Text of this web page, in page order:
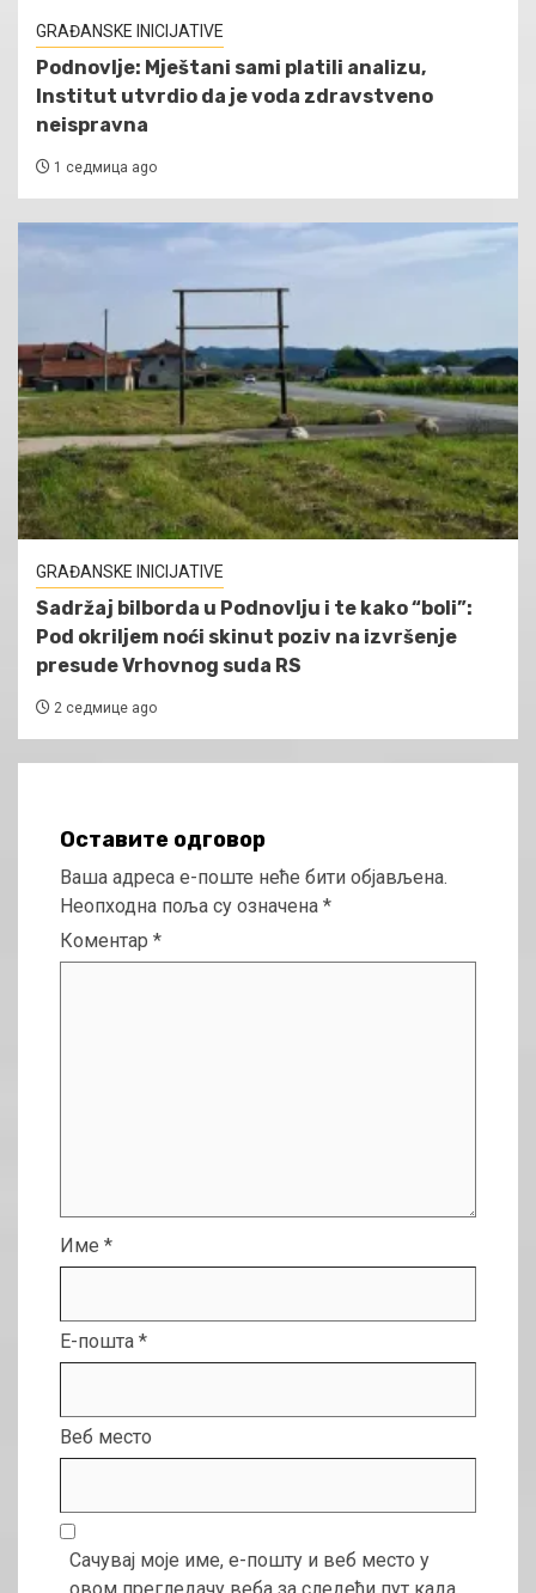
GRAĐANSKE INICIJATIVE
Podnovlje: Mještani sami platili analizu,
Institut utvrdio da je voda zdravstveno
neispravna
1 седмица ago
GRAĐANSKE INICIJATIVE
Sadržaj bilborda u Podnovlju i te kako “boli”:
Pod okriljem noći skinut poziv na izvršenje
presude Vrhovnog suda RS
2 седмице ago
Оставите одговор
Ваша адреса е-поште неће бити објављена.
Неопходна поља су означена *
Коментар *
Име *
Е-пошта *
Веб место
Сачувај моје име, е-пошту и веб место у